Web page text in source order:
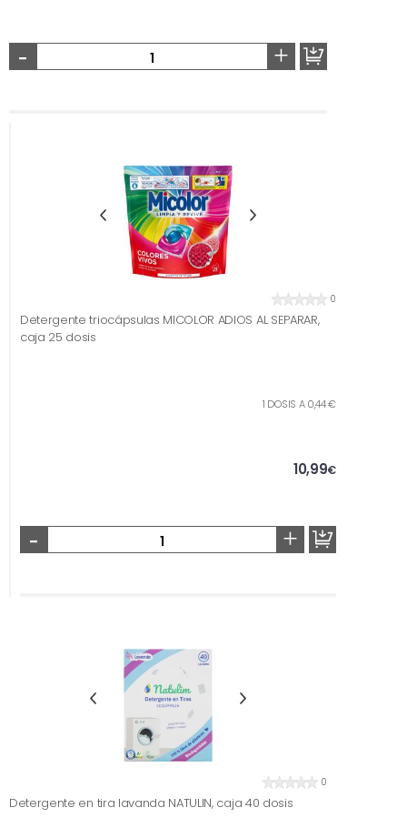
- +
0
Detergente triocápsulas MICOLOR ADIOS AL SEPARAR,
caja 25 dosis
1 DOSIS A 0,44 €
10,99€
- +
0
Detergente en tira lavanda NATULIN, caja 40 dosis